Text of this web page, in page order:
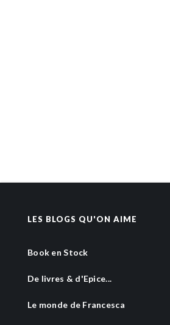
LES BLOGS QU'ON AIME
Book en Stock
De livres & d'Epice...
Le monde de Francesca